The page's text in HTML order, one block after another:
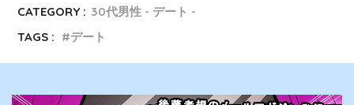
CATEGORY : 30代男性 - デート -
TAGS :
デート